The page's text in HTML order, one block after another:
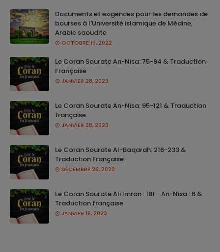
Documents et exigences pour les demandes de
bourses à l'Université islamique de Médine,
Arabie saoudite
OCTOBRE 15, 2022
Le Coran Sourate An-Nisa: 75-94 & Traduction
Française
JANVIER 28, 2023
Le Coran Sourate An-Nisa: 95-121 & Traduction
française
JANVIER 28, 2023
Le Coran Sourate Al-Baqarah: 216-233 &
Traduction Française
DÉCEMBRE 26, 2022
Le Coran Sourate Ali Imran : 181 - An-Nisa : 6 &
Traduction française
JANVIER 16, 2023